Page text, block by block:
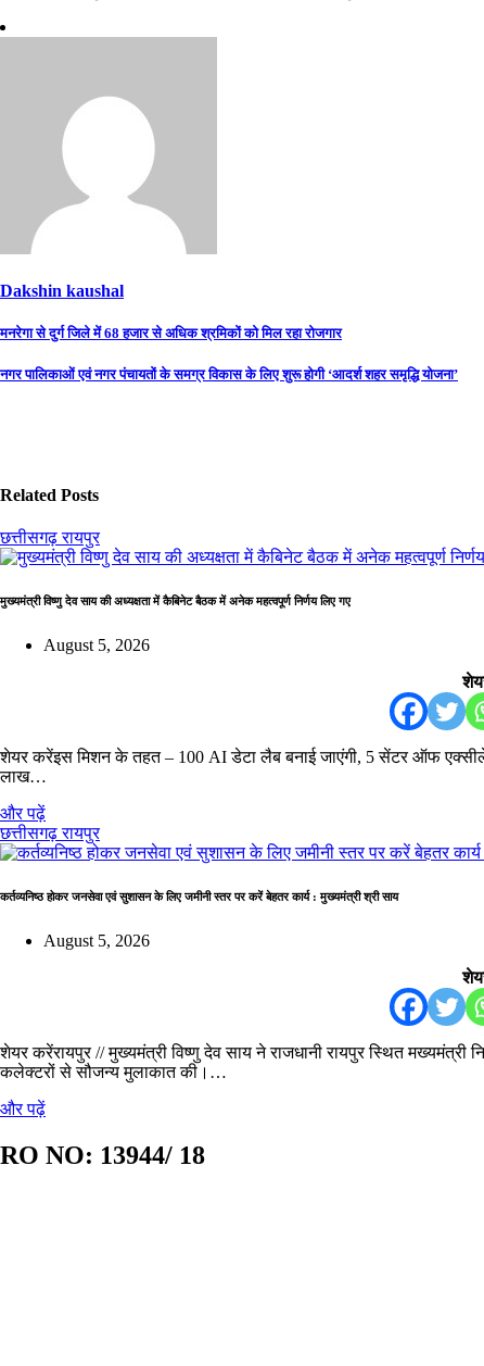
Dakshin kaushal
Post
navigation
मनरेगा से दुर्ग जिले में 68 हजार से अधिक श्रमिकों को मिल रहा रोजगार
नगर पालिकाओं एवं नगर पंचायतों के समग्र विकास के लिए शुरू होगी ‘आदर्श शहर समृद्धि योजना’
Related Posts
छत्तीसगढ़रायपुर
मुख्यमंत्री विष्णु देव साय की अध्यक्षता में कैबिनेट बैठक में अनेक महत्वपूर्ण निर्णय लिए गए
August 5, 2026
शेयर करेंइस मिशन के तहत – 100 AI डेटा लैब बनाई जाएंगी, 5 सेंटर ऑफ
लाख…
और पढ़ें
छत्तीसगढ़रायपुर
कर्तव्यनिष्ठ होकर जनसेवा एवं सुशासन के लिए जमीनी स्तर पर करें बेहतर कार्य : मुख्यमंत्री श्री साय
August 5, 2026
शेयर करेंरायपुर // मुख्यमंत्री विष्णु देव साय ने राजधानी रायपुर स्थित मख्यमंत्री
कलेक्टरों से सौजन्य मुलाकात की।…
और पढ़ें
RO NO: 13944/ 18